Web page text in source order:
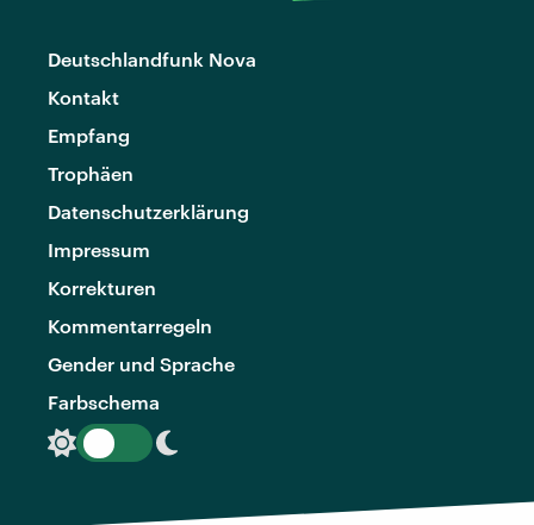
Deutschlandfunk Nova
Kontakt
Empfang
Trophäen
Datenschutzerklärung
Impressum
Korrekturen
Kommentarregeln
Gender und Sprache
Farbschema